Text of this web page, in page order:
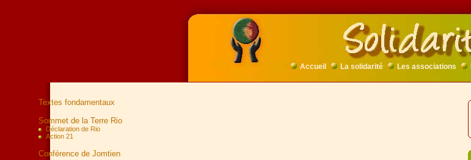
Accueil La solidarité Les associations
Textes fondamentaux
Sommet de la Terre Rio
Déclaration de Rio
Action 21
Conférence de Jomtien